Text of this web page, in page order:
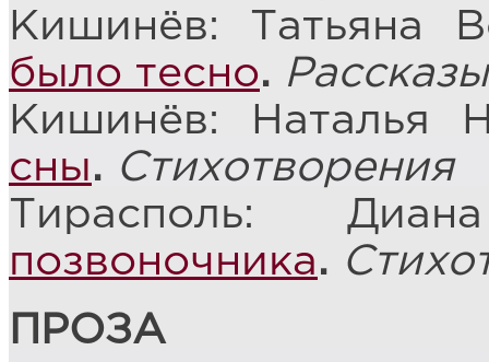
Кишинёв: Татьяна
было тесно. Рассказы
Кишинёв: Наталья
сны. Стихотворения
Тирасполь:
позвоночника.
ПРОЗА